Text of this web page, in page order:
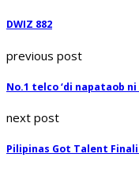
DWIZ 882
previous post
No.1 telco ‘di napataob
next post
Pilipinas Got Talent